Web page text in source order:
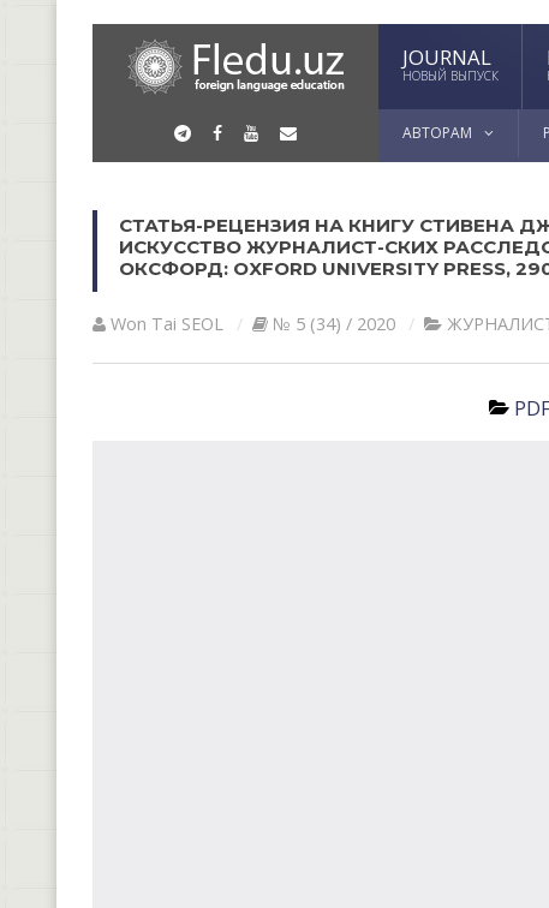
JOURNAL
НОВЫЙ ВЫПУСК
АВТОРАМ
СТАТЬЯ-РЕЦЕНЗИЯ НА КНИГУ СТИВЕНА
ИСКУССТВО ЖУРНАЛИСТ-СКИХ
ОКСФОРД: OXFORD UNIVERSITY PRESS,
Won Tai SEOL № 5 (34) / 2020